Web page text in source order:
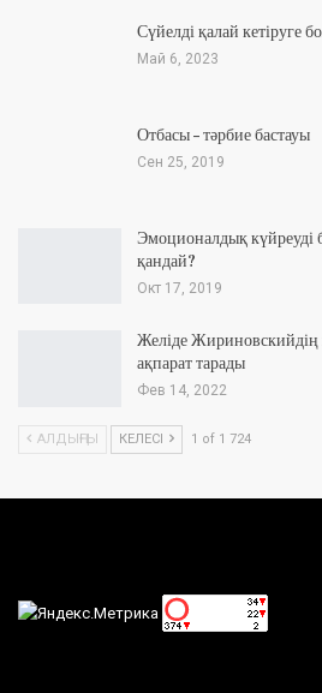
Сүйелді қалай кетіруге
Май 6, 2023
Отбасы – тәрбие бастауы
Сен 25, 2019
Эмоционалдық
қандай?
Окт 17, 2019
Желіде Жириновскийдің
ақпарат тарады
Фев 14, 2022
АЛДЫҢҒЫ КЕЛЕСІ 1 of 1 724